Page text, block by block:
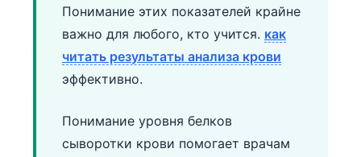
Понимание этих показателей крайне
важно для любого, кто учится. как
читать результаты анализа крови
эффективно.
Понимание уровня белков
сыворотки крови помогает врачам